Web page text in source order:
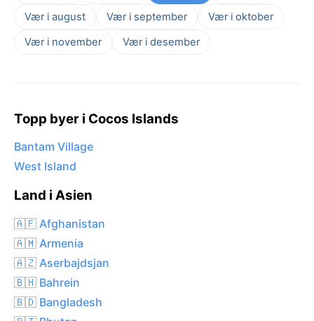
Vær i august
Vær i september
Vær i oktober
Vær i november
Vær i desember
Topp byer i Cocos Islands
Bantam Village
West Island
Land i Asien
🇦🇫 Afghanistan
🇦🇲 Armenia
🇦🇿 Aserbajdsjan
🇧🇭 Bahrein
🇧🇩 Bangladesh